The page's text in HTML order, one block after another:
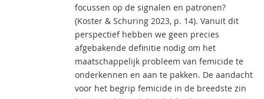
focussen op de signalen en patronen?
(Koster & Schuring 2023, p. 14). Vanuit dit
perspectief hebben we geen precies
afgebakende definitie nodig om het
maatschappelijk probleem van femicide te
onderkennen en aan te pakken. De aandacht
voor het begrip femicide in de breedste zin